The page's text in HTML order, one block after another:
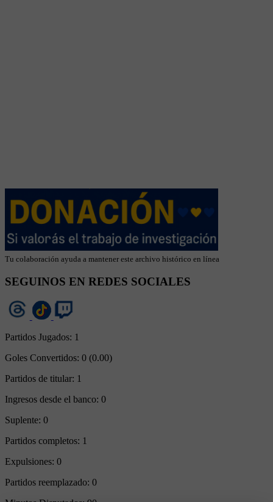
Tu colaboración ayuda a mantener este archivo histórico en línea
SEGUINOS EN REDES SOCIALES
Partidos Jugados: 1
Goles Convertidos: 0 (0.00)
Partidos de titular: 1
Ingresos desde el banco: 0
Suplente: 0
Partidos completos: 1
Expulsiones: 0
Partidos reemplazado: 0